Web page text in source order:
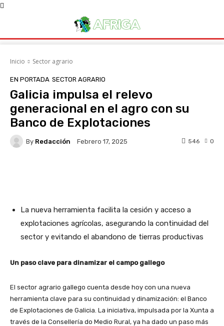
Inicio Sector agrario
EN PORTADA SECTOR AGRARIO
Galicia impulsa el relevo
generacional en el agro con su
Banco de Explotaciones
By Redacción Febrero 17, 2025 0
546
La nueva herramienta facilita la cesión y acceso a
explotaciones agrícolas, asegurando la continuidad del
sector y evitando el abandono de tierras productivas
Un paso clave para dinamizar el campo gallego
El sector agrario gallego cuenta desde hoy con una nueva
herramienta clave para su continuidad y dinamización: el Banco
de Explotaciones de Galicia. La iniciativa, impulsada por la Xunta a
través de la Consellería do Medio Rural, ya ha dado un paso más